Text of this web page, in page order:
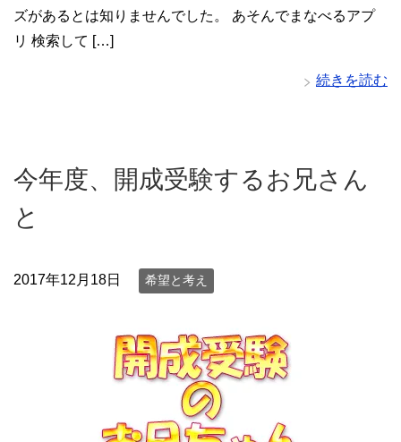
ズがあるとは知りませんでした。 あそんでまなべるアプ
リ 検索して […]
続きを読む
今年度、開成受験するお兄さん
と
2017年12月18日 希望と考え